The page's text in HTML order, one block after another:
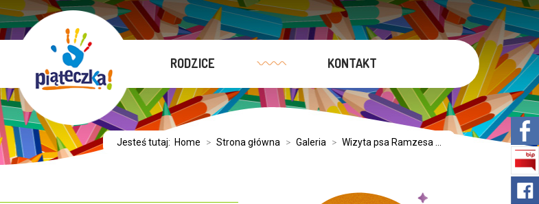
RODZICE KONTAKT
Jesteś tutaj: Home > Strona główna > Galeria > Wizyta psa Ramzesa ...